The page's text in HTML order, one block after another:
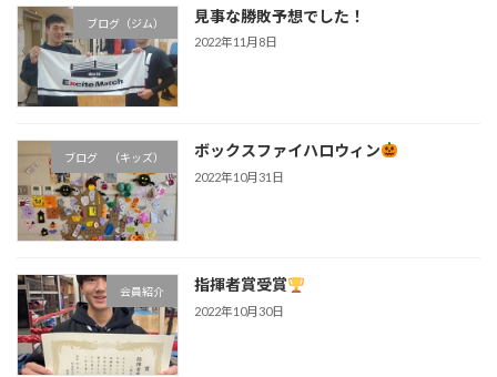
ブログ（ジム） 見事な勝敗予想でした！
2022年11月8日
ブログ （キッズ） ボックスファイハロウィン
2022年10月31日
会員紹介 指揮者賞受賞
2022年10月30日